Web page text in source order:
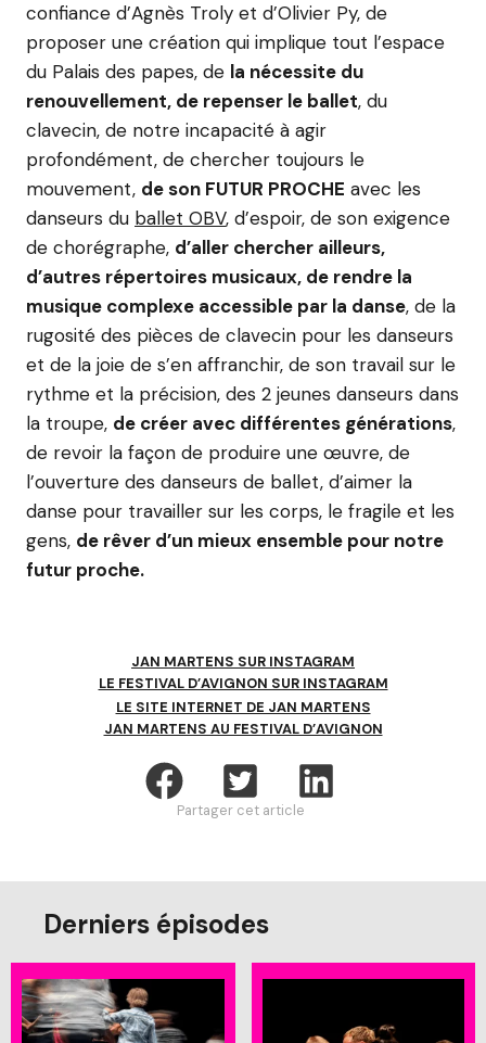
confiance d’Agnès Troly et d’Olivier Py, de
proposer une création qui implique tout l’espace
du Palais des papes, de la nécessite du
renouvellement, de repenser le ballet, du
clavecin, de notre incapacité à agir
profondément, de chercher toujours le
mouvement, de son FUTUR PROCHE avec les
danseurs du ballet OBV, d’espoir, de son exigence
de chorégraphe, d’aller chercher ailleurs,
d’autres répertoires musicaux, de rendre la
musique complexe accessible par la danse, de la
rugosité des pièces de clavecin pour les danseurs
et de la joie de s’en affranchir, de son travail sur le
rythme et la précision, des 2 jeunes danseurs dans
la troupe, de créer avec différentes générations,
de revoir la façon de produire une œuvre, de
l’ouverture des danseurs de ballet, d’aimer la
danse pour travailler sur les corps, le fragile et les
gens, de rêver d’un mieux ensemble pour notre
futur proche.
JAN MARTENS SUR INSTAGRAM
LE FESTIVAL D’AVIGNON SUR INSTAGRAM
LE SITE INTERNET DE JAN MARTENS
JAN MARTENS AU FESTIVAL D’AVIGNON
Partager cet article
Derniers épisodes